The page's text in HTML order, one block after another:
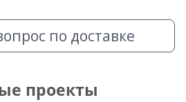
по доставке
проекты